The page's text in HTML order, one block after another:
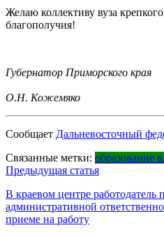
Желаю коллективу вуза крепкого
благополучия!
Губернатор Приморского края
О.Н. Кожемяко
Сообщает Дальневосточный
Связанные метки: образование
Навигация
по
записям
Предыдущая статья
В краевом центре работодатель
административной
приеме на работу